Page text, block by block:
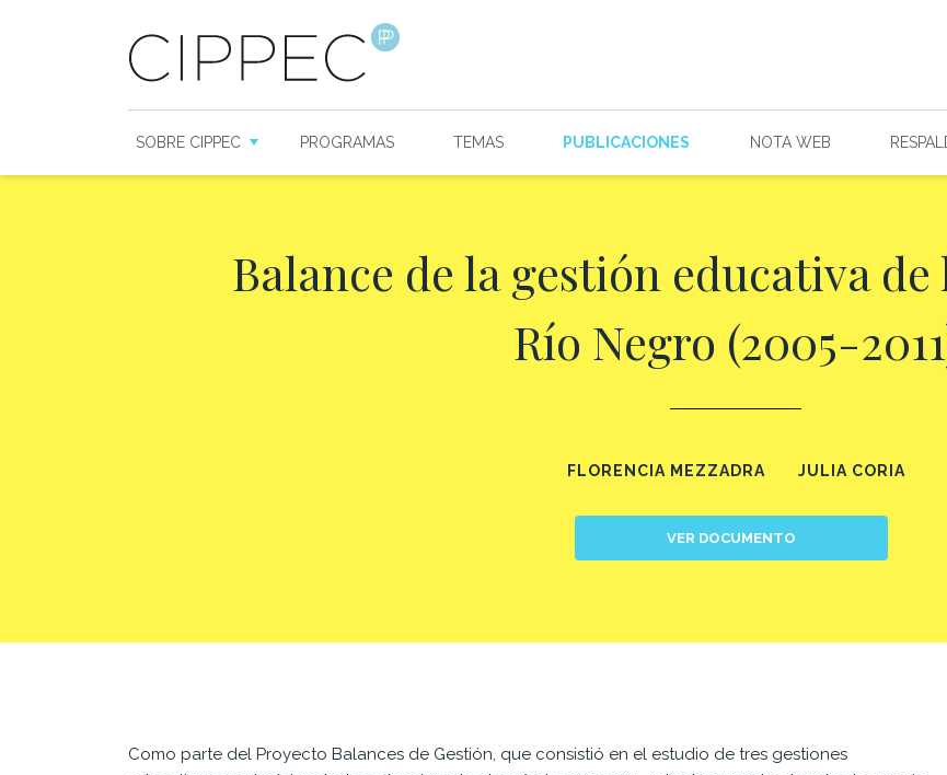
SOBRE CIPPEC PROGRAMAS TEMAS PUBLICACIONES NOTA WEB
Balance de la gestión educativa
Río Negro (2005-
FLORENCIA MEZZADRA JULIA CORIA
VER DOCUMENTO
Como parte del Proyecto Balances de Gestión, que consistió en el estudio de tres gestiones